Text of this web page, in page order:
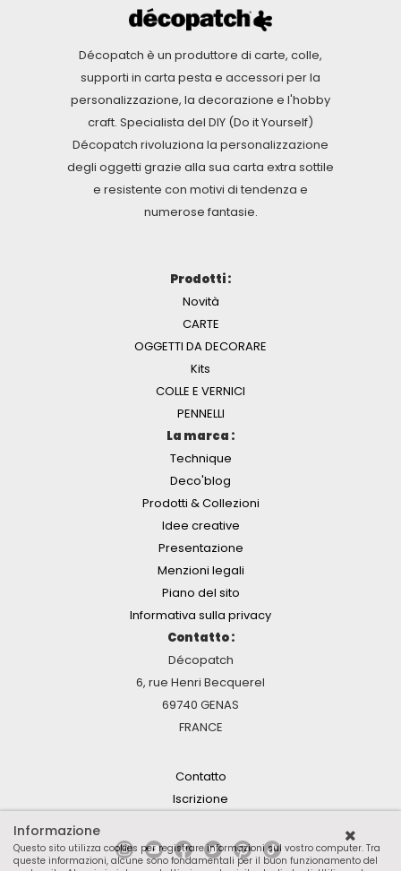
Décopatch è un produttore di carte, colle,
supporti in carta pesta e accessori per la
personalizzazione, la decorazione e l'hobby
craft. Specialista del DIY (Do it Yourself)
Décopatch rivoluziona la personalizzazione
degli oggetti grazie alla sua carta extra sottile
e resistente con motivi di tendenza e
numerose fantasie.
Prodotti :
Novità
CARTE
OGGETTI DA DECORARE
Kits
COLLE E VERNICI
PENNELLI
La marca :
Technique
Deco'blog
Prodotti & Collezioni
Idee creative
Presentazione
Menzioni legali
Piano del sito
Informativa sulla privacy
Contatto :
Décopatch
6, rue Henri Becquerel
69740 GENAS
FRANCE
Contatto
Iscrizione
Informazione
Questo sito utilizza cookies per registrare informazioni sul vostro computer. Tra
queste informazioni, alcune sono fondamentali per il buon funzionamento del